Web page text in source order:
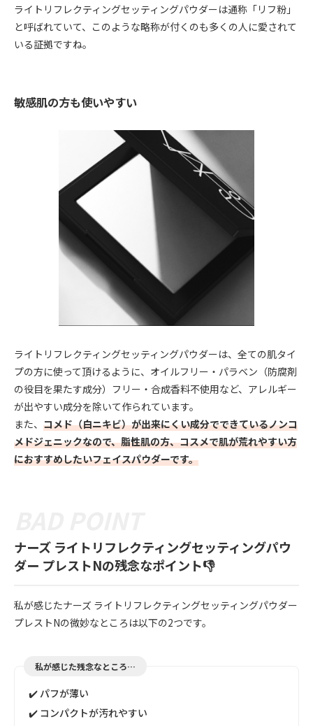
ライトリフレクティングセッティングパウダーは通称「リフ粉」
と呼ばれていて、このような略称が付くのも多くの人に愛されて
いる証拠ですね。
敏感肌の方も使いやすい
ライトリフレクティングセッティングパウダーは、全ての肌タイ
プの方に使って頂けるように、オイルフリー・パラベン（防腐剤
の役目を果たす成分）フリー・合成香料不使用など、アレルギー
が出やすい成分を除いて作られています。
また、 コメド（白ニキビ）が出来にくい成分でできているノンコ
メドジェニックなので、脂性肌の方、コスメで肌が荒れやすい方
におすすめしたいフェイスパウダーです。
ナーズ ライトリフレクティングセッティングパウ
ダー プレストNの残念なポイント👎
私が感じたナーズ ライトリフレクティングセッティングパウダー
プレストNの微妙なところは以下の2つです。
私が感じた残念なところ…
✔️ パフが薄い
✔️ コンパクトが汚れやすい